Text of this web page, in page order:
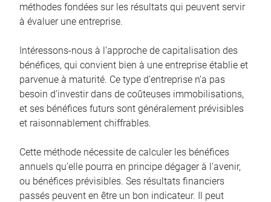
méthodes fondées sur les résultats qui peuvent servir
à évaluer une entreprise.
Intéressons-nous à l’approche de capitalisation des
bénéfices, qui convient bien à une entreprise établie et
parvenue à maturité. Ce type d’entreprise n’a pas
besoin d’investir dans de coûteuses immobilisations,
et ses bénéfices futurs sont généralement prévisibles
et raisonnablement chiffrables.
Cette méthode nécessite de calculer les bénéfices
annuels qu’elle pourra en principe dégager à l’avenir,
ou bénéfices prévisibles. Ses résultats financiers
passés peuvent en être un bon indicateur. Il peut